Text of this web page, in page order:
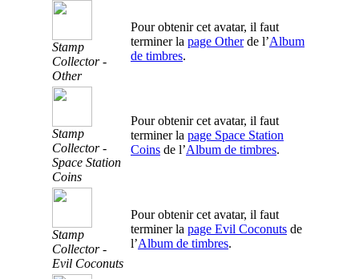
Stamp
Collector -
Other
Pour obtenir cet avatar, il faut
terminer la page Otherde l’Album
de timbres.
Stamp
Collector -
Space Station
Coins
Pour obtenir cet avatar, il faut
terminer la page Space Station
Coins de l’Album de timbres.
Stamp
Collector -
Evil Coconuts
Pour obtenir cet avatar, il faut
terminer la page Evil Coconuts de
l’Album de timbres.